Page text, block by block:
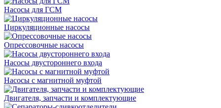
Насосы для ГСМ
Циркуляционные насосы
Опрессовочные насосы
Насосы двустороннего входа
Насосы с магнитной муфтой
Двигателя, запчасти и комплектующие